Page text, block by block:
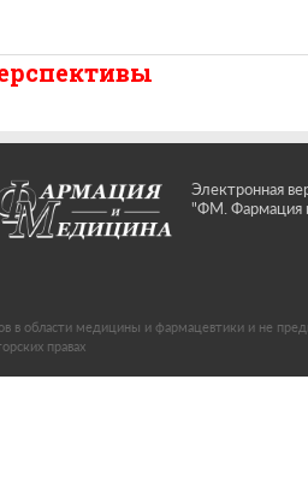
Электронная
"ФМ. Фармация
в области медицины и фармацевтики и не
правах